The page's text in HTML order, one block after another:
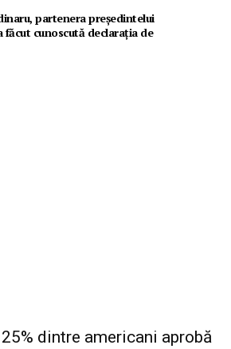
partenera președintelui
făcut cunoscută declarația de
dintre americani aprobă